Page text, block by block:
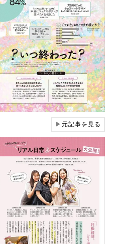
▶元記事を見る